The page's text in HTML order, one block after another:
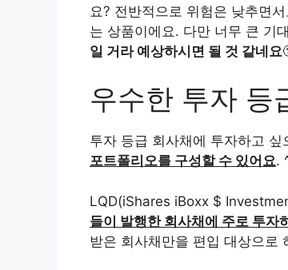
요? 전반적으로 위험은 낮추면
는 상품이에요. 다만 너무 큰 기
일 거라 예상하시면 될 것 같네요
우수한 투자 등
투자 등급 회사채에 투자하고
포트폴리오를 구성할 수 있어요.
LQD(iShares iBoxx $
들이 발행한 회사채에 주로 투자
받은 회사채만을 편입 대상으로